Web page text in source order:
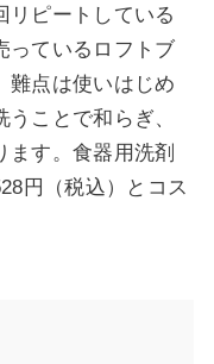
リピートしている
っているロフトブ
難点は使いはじめ
ことで和らぎ、
す。食器用洗剤
円（税込）とコス